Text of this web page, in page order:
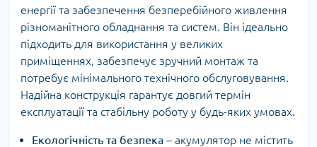
енергії та забезпечення безперебійного живлення
різноманітного обладнання та систем. Він ідеально
підходить для використання у великих
приміщеннях, забезпечує зручний монтаж та
потребує мінімального технічного обслуговування.
Надійна конструкція гарантує довгий термін
експлуатації та стабільну роботу у будь-яких умовах.
Екологічність та безпека – акумулятор не містить